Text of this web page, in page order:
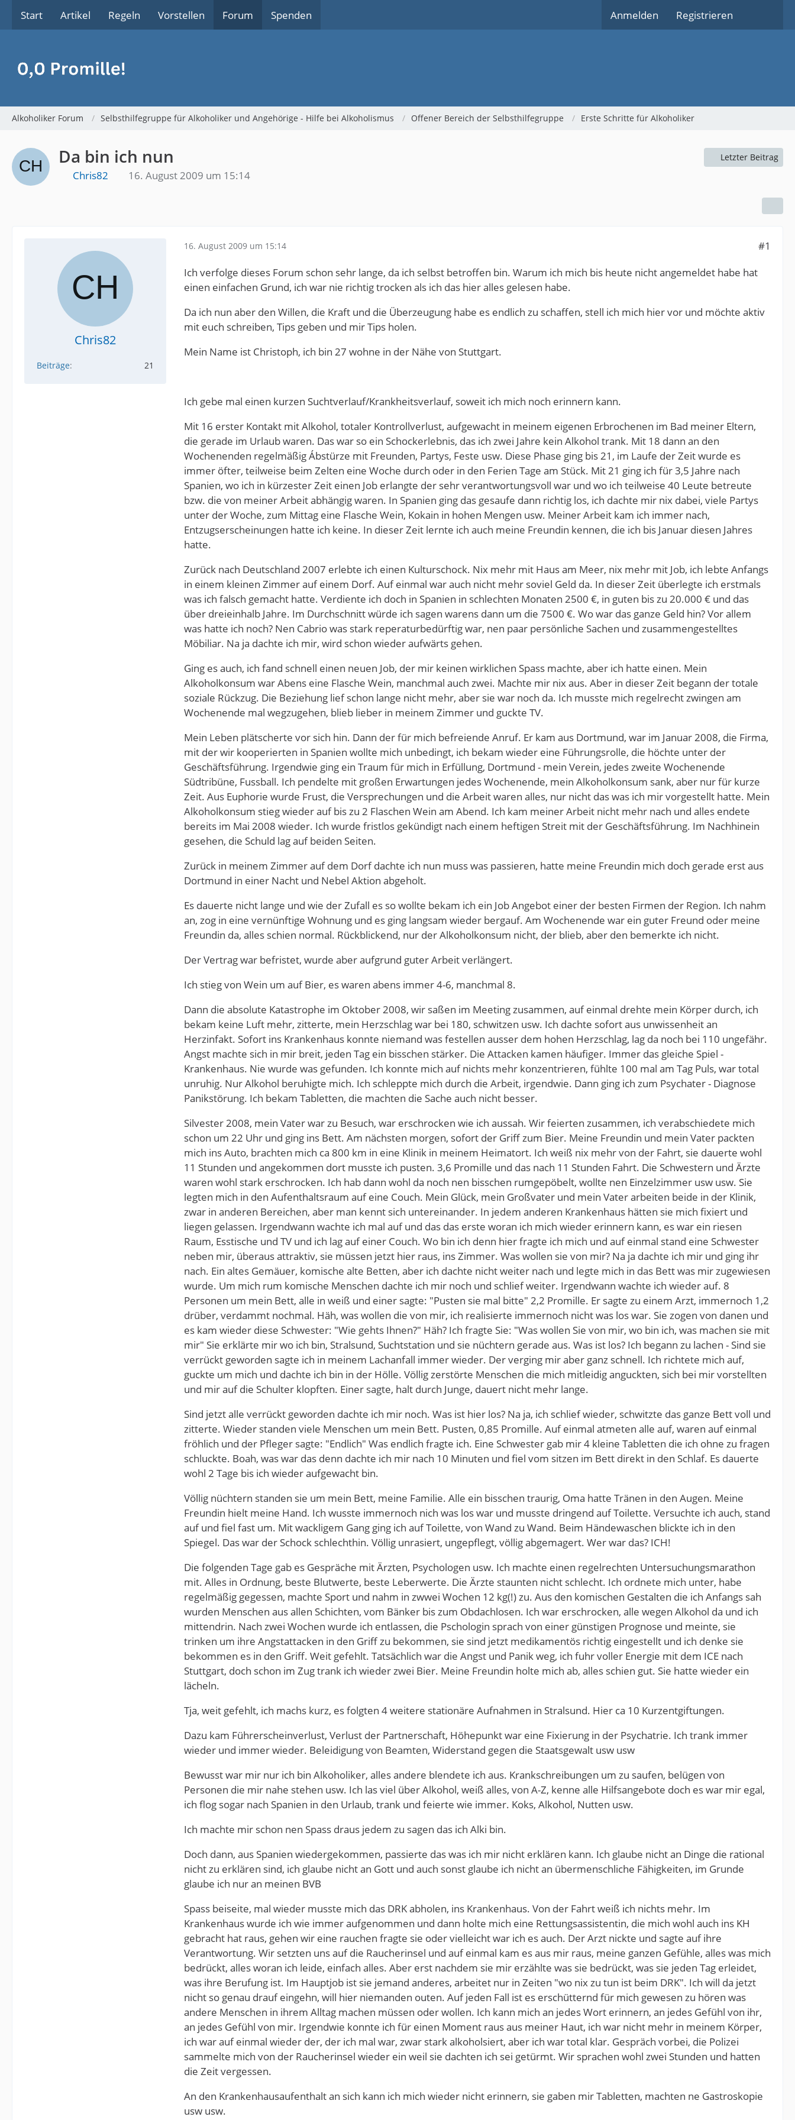
Start Artikel Regeln Vorstellen Forum Spenden Anmelden Registrieren
Alkoholiker Forum Selbsthilfegruppe für Alkoholiker und Angehörige - Hilfe bei Alkoholismus Offener Bereich der Selbsthilfegruppe Erste Schritte für Alkoholiker
Da bin ich nun
Chris82 16. August 2009 um 15:14
Letzter Beitrag
Chris82
Beiträge 21
16. August 2009 um 15:14
#1
Ich verfolge dieses Forum schon sehr lange, da ich selbst betroffen bin. Warum ich mich bis heute nicht angemeldet habe hat
einen einfachen Grund, ich war nie richtig trocken als ich das hier alles gelesen habe.
Da ich nun aber den Willen, die Kraft und die Überzeugung habe es endlich zu schaffen, stell ich mich hier vor und möchte aktiv
mit euch schreiben, Tips geben und mir Tips holen.
Mein Name ist Christoph, ich bin 27 wohne in der Nähe von Stuttgart.
Ich gebe mal einen kurzen Suchtverlauf/Krankheitsverlauf, soweit ich mich noch erinnern kann.
Mit 16 erster Kontakt mit Alkohol, totaler Kontrollverlust, aufgewacht in meinem eigenen Erbrochenen im Bad meiner Eltern,
die gerade im Urlaub waren. Das war so ein Schockerlebnis, das ich zwei Jahre kein Alkohol trank. Mit 18 dann an den
Wochenenden regelmäßig Ábstürze mit Freunden, Partys, Feste usw. Diese Phase ging bis 21, im Laufe der Zeit wurde es
immer öfter, teilweise beim Zelten eine Woche durch oder in den Ferien Tage am Stück. Mit 21 ging ich für 3,5 Jahre nach
Spanien, wo ich in kürzester Zeit einen Job erlangte der sehr verantwortungsvoll war und wo ich teilweise 40 Leute betreute
bzw. die von meiner Arbeit abhängig waren. In Spanien ging das gesaufe dann richtig los, ich dachte mir nix dabei, viele Partys
unter der Woche, zum Mittag eine Flasche Wein, Kokain in hohen Mengen usw. Meiner Arbeit kam ich immer nach,
Entzugserscheinungen hatte ich keine. In dieser Zeit lernte ich auch meine Freundin kennen, die ich bis Januar diesen Jahres
hatte.
Zurück nach Deutschland 2007 erlebte ich einen Kulturschock. Nix mehr mit Haus am Meer, nix mehr mit Job, ich lebte Anfangs
in einem kleinen Zimmer auf einem Dorf. Auf einmal war auch nicht mehr soviel Geld da. In dieser Zeit überlegte ich erstmals
was ich falsch gemacht hatte. Verdiente ich doch in Spanien in schlechten Monaten 2500 €, in guten bis zu 20.000 € und das
über dreieinhalb Jahre. Im Durchschnitt würde ich sagen warens dann um die 7500 €. Wo war das ganze Geld hin? Vor allem
was hatte ich noch? Nen Cabrio was stark reperaturbedürftig war, nen paar persönliche Sachen und zusammengestelltes
Möbiliar. Na ja dachte ich mir, wird schon wieder aufwärts gehen.
Ging es auch, ich fand schnell einen neuen Job, der mir keinen wirklichen Spass machte, aber ich hatte einen. Mein
Alkoholkonsum war Abens eine Flasche Wein, manchmal auch zwei. Machte mir nix aus. Aber in dieser Zeit begann der totale
soziale Rückzug. Die Beziehung lief schon lange nicht mehr, aber sie war noch da. Ich musste mich regelrecht zwingen am
Wochenende mal wegzugehen, blieb lieber in meinem Zimmer und guckte TV.
Mein Leben plätscherte vor sich hin. Dann der für mich befreiende Anruf. Er kam aus Dortmund, war im Januar 2008, die Firma,
mit der wir kooperierten in Spanien wollte mich unbedingt, ich bekam wieder eine Führungsrolle, die höchte unter der
Geschäftsführung. Irgendwie ging ein Traum für mich in Erfüllung, Dortmund - mein Verein, jedes zweite Wochenende
Südtribüne, Fussball. Ich pendelte mit großen Erwartungen jedes Wochenende, mein Alkoholkonsum sank, aber nur für kurze
Zeit. Aus Euphorie wurde Frust, die Versprechungen und die Arbeit waren alles, nur nicht das was ich mir vorgestellt hatte. Mein
Alkoholkonsum stieg wieder auf bis zu 2 Flaschen Wein am Abend. Ich kam meiner Arbeit nicht mehr nach und alles endete
bereits im Mai 2008 wieder. Ich wurde fristlos gekündigt nach einem heftigen Streit mit der Geschäftsführung. Im Nachhinein
gesehen, die Schuld lag auf beiden Seiten.
Zurück in meinem Zimmer auf dem Dorf dachte ich nun muss was passieren, hatte meine Freundin mich doch gerade erst aus
Dortmund in einer Nacht und Nebel Aktion abgeholt.
Es dauerte nicht lange und wie der Zufall es so wollte bekam ich ein Job Angebot einer der besten Firmen der Region. Ich nahm
an, zog in eine vernünftige Wohnung und es ging langsam wieder bergauf. Am Wochenende war ein guter Freund oder meine
Freundin da, alles schien normal. Rückblickend, nur der Alkoholkonsum nicht, der blieb, aber den bemerkte ich nicht.
Der Vertrag war befristet, wurde aber aufgrund guter Arbeit verlängert.
Ich stieg von Wein um auf Bier, es waren abens immer 4-6, manchmal 8.
Dann die absolute Katastrophe im Oktober 2008, wir saßen im Meeting zusammen, auf einmal drehte mein Körper durch, ich
bekam keine Luft mehr, zitterte, mein Herzschlag war bei 180, schwitzen usw. Ich dachte sofort aus unwissenheit an
Herzinfakt. Sofort ins Krankenhaus konnte niemand was festellen ausser dem hohen Herzschlag, lag da noch bei 110 ungefähr.
Angst machte sich in mir breit, jeden Tag ein bisschen stärker. Die Attacken kamen häufiger. Immer das gleiche Spiel -
Krankenhaus. Nie wurde was gefunden. Ich konnte mich auf nichts mehr konzentrieren, fühlte 100 mal am Tag Puls, war total
unruhig. Nur Alkohol beruhigte mich. Ich schleppte mich durch die Arbeit, irgendwie. Dann ging ich zum Psychater - Diagnose
Panikstörung. Ich bekam Tabletten, die machten die Sache auch nicht besser.
Silvester 2008, mein Vater war zu Besuch, war erschrocken wie ich aussah. Wir feierten zusammen, ich verabschiedete mich
schon um 22 Uhr und ging ins Bett. Am nächsten morgen, sofort der Griff zum Bier. Meine Freundin und mein Vater packten
mich ins Auto, brachten mich ca 800 km in eine Klinik in meinem Heimatort. Ich weiß nix mehr von der Fahrt, sie dauerte wohl
11 Stunden und angekommen dort musste ich pusten. 3,6 Promille und das nach 11 Stunden Fahrt. Die Schwestern und Ärzte
waren wohl stark erschrocken. Ich hab dann wohl da noch nen bisschen rumgepöbelt, wollte nen Einzelzimmer usw usw. Sie
legten mich in den Aufenthaltsraum auf eine Couch. Mein Glück, mein Großvater und mein Vater arbeiten beide in der Klinik,
zwar in anderen Bereichen, aber man kennt sich untereinander. In jedem anderen Krankenhaus hätten sie mich fixiert und
liegen gelassen. Irgendwann wachte ich mal auf und das das erste woran ich mich wieder erinnern kann, es war ein riesen
Raum, Esstische und TV und ich lag auf einer Couch. Wo bin ich denn hier fragte ich mich und auf einmal stand eine Schwester
neben mir, überaus attraktiv, sie müssen jetzt hier raus, ins Zimmer. Was wollen sie von mir? Na ja dachte ich mir und ging ihr
nach. Ein altes Gemäuer, komische alte Betten, aber ich dachte nicht weiter nach und legte mich in das Bett was mir zugewiesen
wurde. Um mich rum komische Menschen dachte ich mir noch und schlief weiter. Irgendwann wachte ich wieder auf. 8
Personen um mein Bett, alle in weiß und einer sagte: "Pusten sie mal bitte" 2,2 Promille. Er sagte zu einem Arzt, immernoch 1,2
drüber, verdammt nochmal. Häh, was wollen die von mir, ich realisierte immernoch nicht was los war. Sie zogen von danen und
es kam wieder diese Schwester: "Wie gehts Ihnen?" Häh? Ich fragte Sie: "Was wollen Sie von mir, wo bin ich, was machen sie mit
mir" Sie erklärte mir wo ich bin, Stralsund, Suchtstation und sie nüchtern gerade aus. Was ist los? Ich begann zu lachen - Sind sie
verrückt geworden sagte ich in meinem Lachanfall immer wieder. Der verging mir aber ganz schnell. Ich richtete mich auf,
guckte um mich und dachte ich bin in der Hölle. Völlig zerstörte Menschen die mich mitleidig anguckten, sich bei mir vorstellten
und mir auf die Schulter klopften. Einer sagte, halt durch Junge, dauert nicht mehr lange.
Sind jetzt alle verrückt geworden dachte ich mir noch. Was ist hier los? Na ja, ich schlief wieder, schwitzte das ganze Bett voll und
zitterte. Wieder standen viele Menschen um mein Bett. Pusten, 0,85 Promille. Auf einmal atmeten alle auf, waren auf einmal
fröhlich und der Pfleger sagte: "Endlich" Was endlich fragte ich. Eine Schwester gab mir 4 kleine Tabletten die ich ohne zu fragen
schluckte. Boah, was war das denn dachte ich mir nach 10 Minuten und fiel vom sitzen im Bett direkt in den Schlaf. Es dauerte
wohl 2 Tage bis ich wieder aufgewacht bin.
Völlig nüchtern standen sie um mein Bett, meine Familie. Alle ein bisschen traurig, Oma hatte Tränen in den Augen. Meine
Freundin hielt meine Hand. Ich wusste immernoch nich was los war und musste dringend auf Toilette. Versuchte ich auch, stand
auf und fiel fast um. Mit wackligem Gang ging ich auf Toilette, von Wand zu Wand. Beim Händewaschen blickte ich in den
Spiegel. Das war der Schock schlechthin. Völlig unrasiert, ungepflegt, völlig abgemagert. Wer war das? ICH!
Die folgenden Tage gab es Gespräche mit Ärzten, Psychologen usw. Ich machte einen regelrechten Untersuchungsmarathon
mit. Alles in Ordnung, beste Blutwerte, beste Leberwerte. Die Ärzte staunten nicht schlecht. Ich ordnete mich unter, habe
regelmäßig gegessen, machte Sport und nahm in zwwei Wochen 12 kg(!) zu. Aus den komischen Gestalten die ich Anfangs sah
wurden Menschen aus allen Schichten, vom Bänker bis zum Obdachlosen. Ich war erschrocken, alle wegen Alkohol da und ich
mittendrin. Nach zwei Wochen wurde ich entlassen, die Pschologin sprach von einer günstigen Prognose und meinte, sie
trinken um ihre Angstattacken in den Griff zu bekommen, sie sind jetzt medikamentös richtig eingestellt und ich denke sie
bekommen es in den Griff. Weit gefehlt. Tatsächlich war die Angst und Panik weg, ich fuhr voller Energie mit dem ICE nach
Stuttgart, doch schon im Zug trank ich wieder zwei Bier. Meine Freundin holte mich ab, alles schien gut. Sie hatte wieder ein
lächeln.
Tja, weit gefehlt, ich machs kurz, es folgten 4 weitere stationäre Aufnahmen in Stralsund. Hier ca 10 Kurzentgiftungen.
Dazu kam Führerscheinverlust, Verlust der Partnerschaft, Höhepunkt war eine Fixierung in der Psychatrie. Ich trank immer
wieder und immer wieder. Beleidigung von Beamten, Widerstand gegen die Staatsgewalt usw usw
Bewusst war mir nur ich bin Alkoholiker, alles andere blendete ich aus. Krankschreibungen um zu saufen, belügen von
Personen die mir nahe stehen usw. Ich las viel über Alkohol, weiß alles, von A-Z, kenne alle Hilfsangebote doch es war mir egal,
ich flog sogar nach Spanien in den Urlaub, trank und feierte wie immer. Koks, Alkohol, Nutten usw.
Ich machte mir schon nen Spass draus jedem zu sagen das ich Alki bin.
Doch dann, aus Spanien wiedergekommen, passierte das was ich mir nicht erklären kann. Ich glaube nicht an Dinge die rational
nicht zu erklären sind, ich glaube nicht an Gott und auch sonst glaube ich nicht an übermenschliche Fähigkeiten, im Grunde
glaube ich nur an meinen BVB
Spass beiseite, mal wieder musste mich das DRK abholen, ins Krankenhaus. Von der Fahrt weiß ich nichts mehr. Im
Krankenhaus wurde ich wie immer aufgenommen und dann holte mich eine Rettungsassistentin, die mich wohl auch ins KH
gebracht hat raus, gehen wir eine rauchen fragte sie oder vielleicht war ich es auch. Der Arzt nickte und sagte auf ihre
Verantwortung. Wir setzten uns auf die Raucherinsel und auf einmal kam es aus mir raus, meine ganzen Gefühle, alles was mich
bedrückt, alles woran ich leide, einfach alles. Aber erst nachdem sie mir erzählte was sie bedrückt, was sie jeden Tag erleidet,
was ihre Berufung ist. Im Hauptjob ist sie jemand anderes, arbeitet nur in Zeiten "wo nix zu tun ist beim DRK". Ich will da jetzt
nicht so genau drauf eingehn, will hier niemanden outen. Auf jeden Fall ist es erschütternd für mich gewesen zu hören was
andere Menschen in ihrem Alltag machen müssen oder wollen. Ich kann mich an jedes Wort erinnern, an jedes Gefühl von ihr,
an jedes Gefühl von mir. Irgendwie konnte ich für einen Moment raus aus meiner Haut, ich war nicht mehr in meinem Körper,
ich war auf einmal wieder der, der ich mal war, zwar stark alkoholsiert, aber ich war total klar. Gespräch vorbei, die Polizei
sammelte mich von der Raucherinsel wieder ein weil sie dachten ich sei getürmt. Wir sprachen wohl zwei Stunden und hatten
die Zeit vergessen.
An den Krankenhausaufenthalt an sich kann ich mich wieder nicht erinnern, sie gaben mir Tabletten, machten ne Gastroskopie
usw usw.